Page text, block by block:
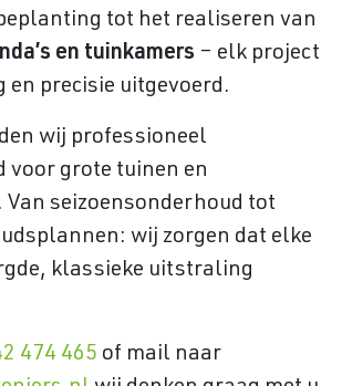
tot het realiseren van
en tuinkamers – elk project
en precisie uitgevoerd.
wij professioneel
voor grote tuinen en
Van seizoensonderhoud tot
wij zorgen dat elke
klassieke uitstraling
474 465 of mail naar